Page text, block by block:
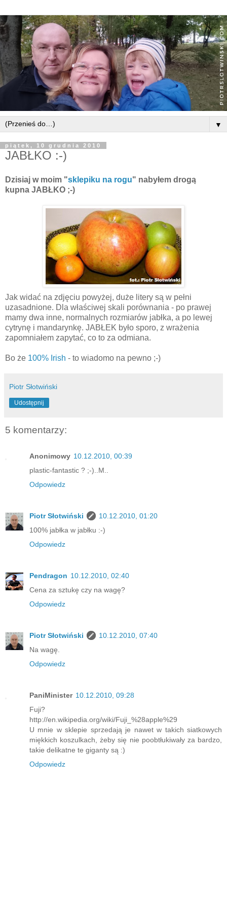
▼
piątek, 10 grudnia 2010
JABŁKO :-)
Dzisiaj w moim "sklepiku na rogu" nabyłem drogą
kupna JABŁKO ;-)
Jak widać na zdjęciu powyżej, duże litery są w pełni
uzasadnione. Dla właściwej skali porównania - po prawej
mamy dwa inne, normalnych rozmiarów jabłka, a po lewej
cytrynę i mandarynkę. JABŁEK było sporo, z wrażenia
zapomniałem zapytać, co to za odmiana.
Bo że 100% Irish - to wiadomo na pewno ;-)
Piotr Słotwiński
Udostępnij
5 komentarzy:
Anonimowy 10.12.2010, 00:39
plastic-fantastic ? ;-)..M..
Odpowiedz
Piotr Słotwiński
10.12.2010, 01:20
100% jabłka w jabłku :-)
Odpowiedz
Pendragon 10.12.2010, 02:40
Cena za sztukę czy na wagę?
Odpowiedz
Piotr Słotwiński
10.12.2010, 07:40
Na wagę.
Odpowiedz
PaniMinister 10.12.2010, 09:28
Fuji?
http://en.wikipedia.org/wiki/Fuji_%28apple%29
U mnie w sklepie sprzedają je nawet w takich siatkowych
miękkich koszulkach, żeby się nie poobtłukiwały za bardzo,
takie delikatne te giganty są :)
Odpowiedz